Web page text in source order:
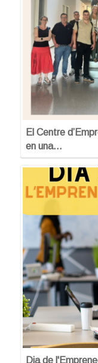
El Centre
en una…
Dia de